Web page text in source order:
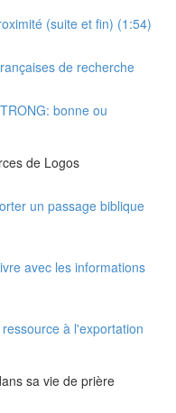
(suite et fin) (1:54)
de recherche
bonne ou
de Logos
un passage biblique
avec les informations
à l'exportation
sa vie de prière